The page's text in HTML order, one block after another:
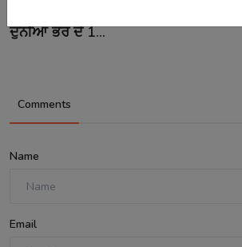
ਦੁਨੀਆ ਭਰ ਦੇ 1...
Comments
Name
Email